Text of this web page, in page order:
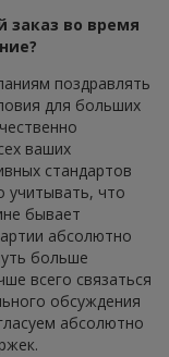
во время
поздравлять
для больших
ваших
стандартов
учитывать, что
бывает
абсолютно
больше
всего связаться
обсуждения
абсолютно